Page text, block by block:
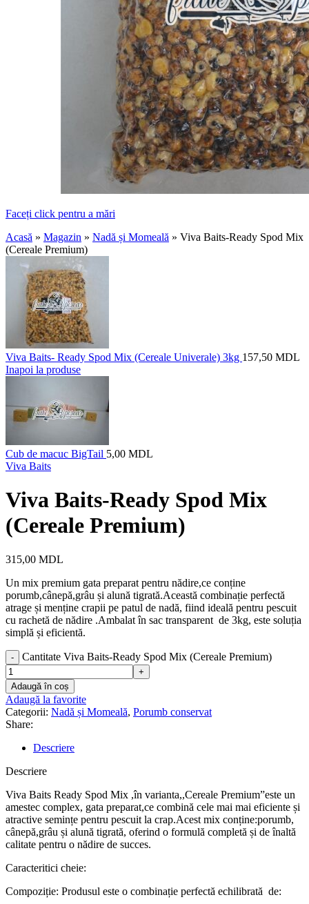
Faceți click pentru a mări
Acasă » Magazin » Nadă și Momeală » Viva Baits-Ready Spod Mix
(Cereale Premium)
Viva Baits- Ready Spod Mix (Cereale Univerale) 3kg 157,50 MDL
Inapoi la produse
Cub de macuc BigTail 5,00 MDL
Viva Baits
Viva Baits-Ready Spod Mix
(Cereale Premium)
315,00 MDL
Un mix premium gata preparat pentru nădire,ce conține
porumb,cânepă,grâu și alună tigrată.Această combinație perfectă
atrage și menține crapii pe patul de nadă, fiind ideală pentru pescuit
cu rachetă de nădire .Ambalat în sac transparent de 3kg, este soluția
simplă și eficientă.
Cantitate Viva Baits-Ready Spod Mix (Cereale Premium)
Adaugă în coș
Adaugă la favorite
Categorii: Nadă și Momeală, Porumb conservat
Share:
Descriere
Descriere
Viva Baits Ready Spod Mix ,în varianta,,Cereale Premium”este un
amestec complex, gata preparat,ce combină cele mai mai eficiente și
atractive semințe pentru pescuit la crap.Acest mix conține:porumb,
cânepă,grâu și alună tigrată, oferind o formulă completă și de înaltă
calitate pentru o nădire de succes.
Caracteritici cheie:
Compoziție: Produsul este o combinație perfectă echilibrată de: